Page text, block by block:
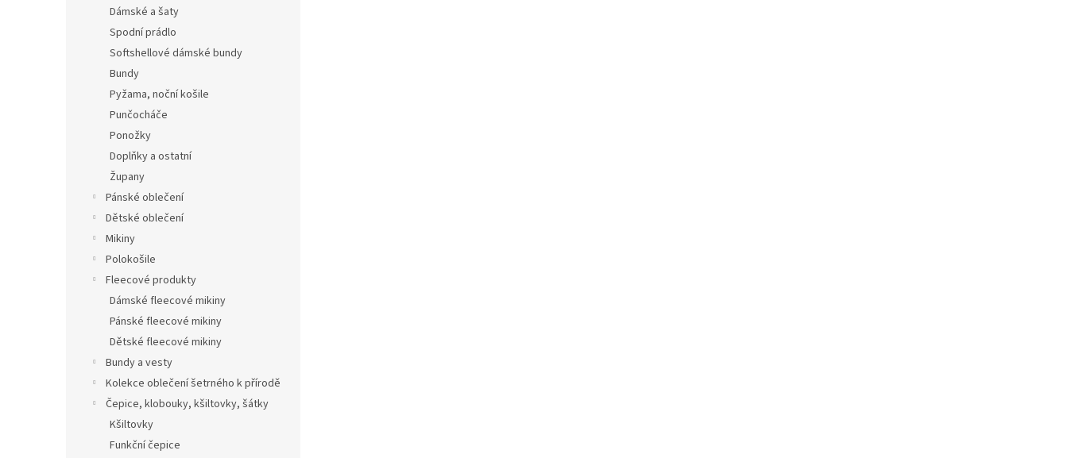
Dámské a šaty
Spodní prádlo
Softshellové dámské bundy
Bundy
Pyžama, noční košile
Punčocháče
Ponožky
Doplňky a ostatní
Župany
Pánské oblečení
Dětské oblečení
Mikiny
Polokošile
Fleecové produkty
Dámské fleecové mikiny
Pánské fleecové mikiny
Dětské fleecové mikiny
Bundy a vesty
Kolekce oblečení šetrného k přírodě
Čepice, klobouky, kšiltovky, šátky
Kšiltovky
Funkční čepice